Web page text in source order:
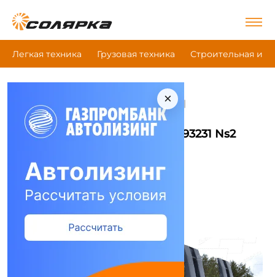
Легкая техника Грузовая техника Строительная и
×
Главная Полуприцепы |
Строймаш 93231 Ns2
Полуприцепы Строймаш 93231 Ns2